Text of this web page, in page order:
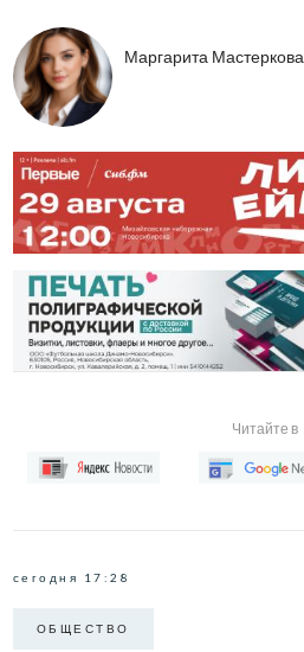
Маргарита Мастеркова
Читайте в
сегодня 17:28
ОБЩЕСТВО